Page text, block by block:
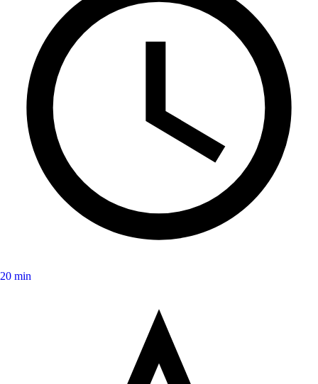
20 min